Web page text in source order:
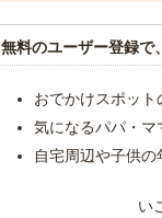
無料のユーザー登録で
おでかけスポッ
気になるパパ・マ
自宅周辺や子供
い